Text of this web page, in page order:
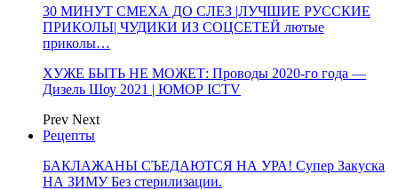
30 МИНУТ СМЕХА ДО СЛЕЗ |ЛУЧШИЕ РУССКИЕ
ПРИКОЛЫ| ЧУДИКИ ИЗ СОЦСЕТЕЙ лютые
приколы…
ХУЖЕ БЫТЬ НЕ МОЖЕТ: Проводы 2020-го года —
Дизель Шоу 2021 | ЮМОР ICTV
Prev Next
Рецепты
БАКЛАЖАНЫ СЪЕДАЮТСЯ НА УРА! Супер Закуска
НА ЗИМУ Без стерилизации.